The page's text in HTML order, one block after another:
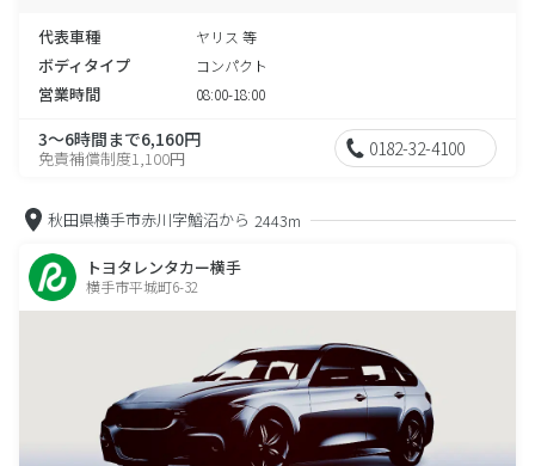
代表車種 ヤリス 等
ボディタイプ コンパクト
営業時間 08:00-18:00
3～6時間まで6,160円
免責補償制度1,100円 0182-32-4100
秋田県横手市赤川字鰌沼から 2443m
トヨタレンタカー横手
横手市平城町6-32